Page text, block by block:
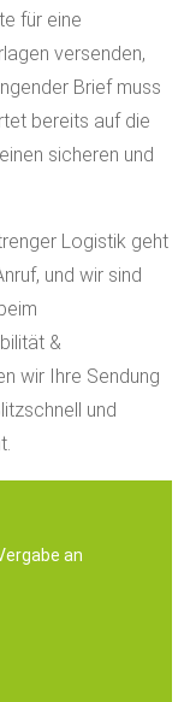
für eine
versenden,
Brief muss
bereits auf die
sicheren und
Logistik geht
und wir sind
&
wir Ihre Sendung
und
an